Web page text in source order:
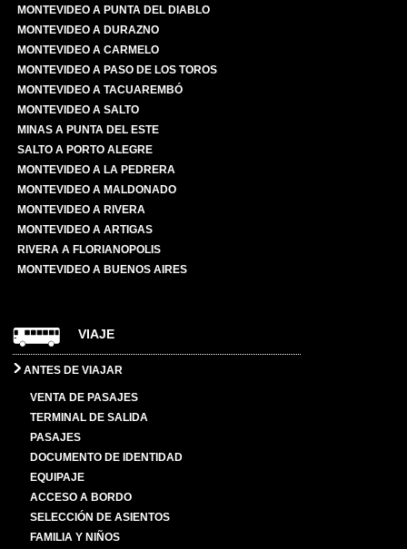
MONTEVIDEO A PUNTA DEL DIABLO
MONTEVIDEO A DURAZNO
MONTEVIDEO A CARMELO
MONTEVIDEO A PASO DE LOS TOROS
MONTEVIDEO A TACUAREMBÓ
MONTEVIDEO A SALTO
MINAS A PUNTA DEL ESTE
SALTO A PORTO ALEGRE
MONTEVIDEO A LA PEDRERA
MONTEVIDEO A MALDONADO
MONTEVIDEO A RIVERA
MONTEVIDEO A ARTIGAS
RIVERA A FLORIANOPOLIS
MONTEVIDEO A BUENOS AIRES
VIAJE
ANTES DE VIAJAR
VENTA DE PASAJES
TERMINAL DE SALIDA
PASAJES
DOCUMENTO DE IDENTIDAD
EQUIPAJE
ACCESO A BORDO
SELECCIÓN DE ASIENTOS
FAMILIA Y NIÑOS